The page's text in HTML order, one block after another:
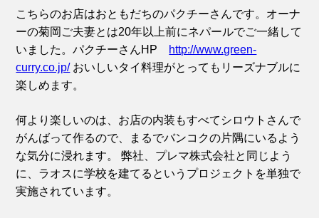
こちらのお店はおともだちのパクチーさんです。オーナ
ーの菊岡ご夫妻とは20年以上前にネパールでご一緒して
いました。パクチーさんHP http://www.green-
curry.co.jp/おいしいタイ料理がとってもリーズナブルに
楽しめます。
何より楽しいのは、お店の内装もすべてシロウトさんで
がんばって作るので、まるでバンコクの片隅にいるよう
な気分に浸れます。
弊社、プレマ株式会社と同じよう
に、ラオスに学校を建てるというプロジェクトを単独で
実施されています。